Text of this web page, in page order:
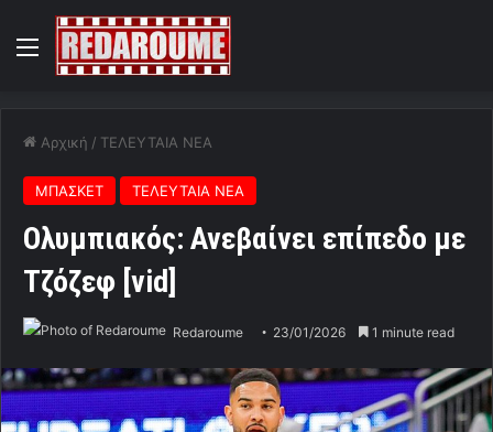
Menu
Αρχική / ΤΕΛΕΥΤΑΙΑ ΝΕΑ
ΜΠΑΣΚΕΤ ΤΕΛΕΥΤΑΙΑ ΝΕΑ
Ολυμπιακός: Ανεβαίνει επίπεδο με
Τζόζεφ [vid]
Redaroume 23/01/2026 1 minute read